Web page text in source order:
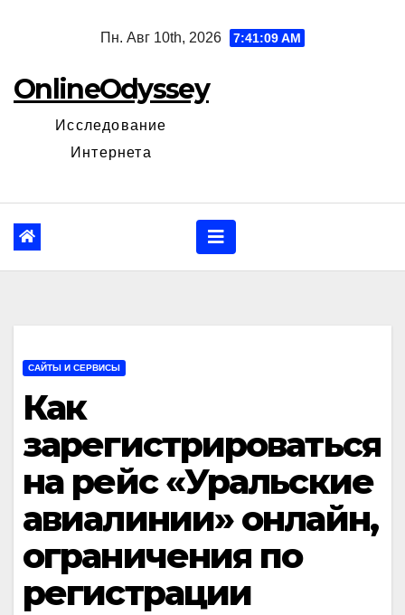
Пн. Авг 10th, 2026 7:41:10 AM
OnlineOdyssey
Исследование
Интернета
САЙТЫ И СЕРВИСЫ
Как
зарегистрироваться
на рейс «Уральские
авиалинии» онлайн,
ограничения по
регистрации